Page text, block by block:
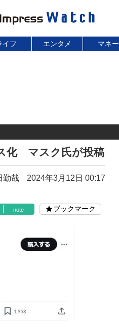
イフ エンタメ マネー
化 マスク氏が投稿
勤哉 2024年3月12日 00:17
note ブックマーク